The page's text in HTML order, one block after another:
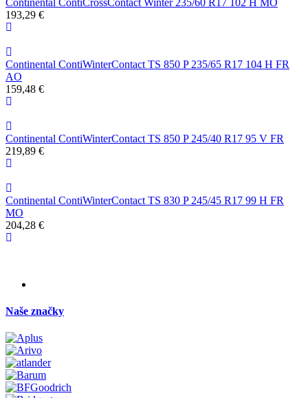
193,29 €
Continental ContiWinterContact TS 850 P 235/65 R17 104 H FR
AO
159,48 €
Continental ContiWinterContact TS 850 P 245/40 R17 95 V FR
219,89 €
Continental ContiWinterContact TS 830 P 245/45 R17 99 H FR
MO
204,28 €
Naše značky